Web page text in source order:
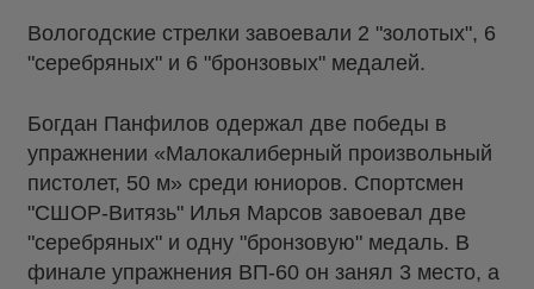
Вологодские стрелки завоевали 2 "золотых", 6
"серебряных" и 6 "бронзовых" медалей.
Богдан Панфилов одержал две победы в
упражнении «Малокалиберный произвольный
пистолет, 50 м» среди юниоров. Спортсмен
"СШОР-Витязь" Илья Марсов завоевал две
"серебряных" и одну "бронзовую" медаль. В
финале упражнения ВП-60 он занял 3 место, а